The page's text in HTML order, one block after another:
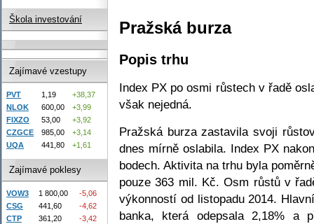
Pražská burza
Popis trhu
Index PX po osmi růstech v řadě
však nejedná.
Pražská burza zastavila svoji
dnes mírně oslabila. Index PX
bodech. Aktivita na trhu byla
pouze 363 mil. Kč. Osm růstů v
výkonností od listopadu 2014.
banka, která odepsala 2,18% a
Škola investování
Zajímavé vzestupy
PVT 1,19
+38,37
NLOK
600,00
+3,99
FIXZO
53,00
+3,92
CZGCE
985,00
+3,14
UQA
441,80 +1,61
Zajímavé poklesy
VOW3 1 800,00
-5,06
CSG
441,60
-4,62
CTP
361,20
-3,42